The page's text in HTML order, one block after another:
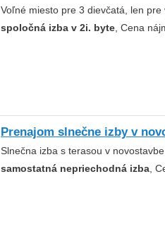
Voľné miesto pre 3 dievčatá, len pre
spoločná izba v 2i. byte, Cena
Prenajom slnečne izby v
Slnečna izba s terasou v
samostatná nepriechodná izba,